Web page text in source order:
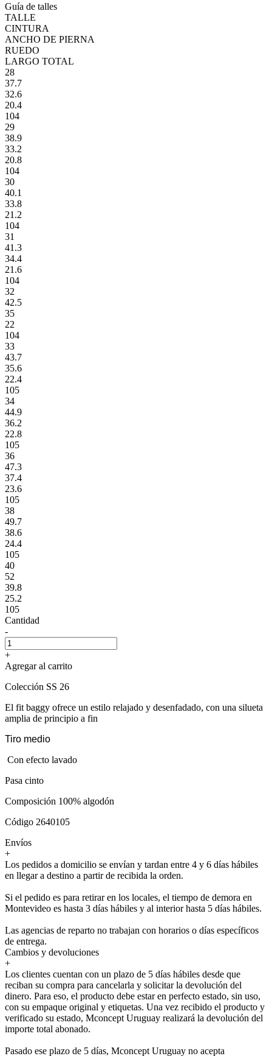
Guía de talles
TALLE
CINTURA
ANCHO DE PIERNA
RUEDO
LARGO TOTAL
28
37.7
32.6
20.4
104
29
38.9
33.2
20.8
104
30
40.1
33.8
21.2
104
31
41.3
34.4
21.6
104
32
42.5
35
22
104
33
43.7
35.6
22.4
105
34
44.9
36.2
22.8
105
36
47.3
37.4
23.6
105
38
49.7
38.6
24.4
105
40
52
39.8
25.2
105
Cantidad
-
+
Agregar al carrito
Colección SS 26
El fit baggy ofrece un estilo relajado y desenfadado, con una silueta
amplia de principio a fin
Tiro medio
Con efecto lavado
Pasa cinto
Composición 100% algodón
Código 2640105
Envíos
+
Los pedidos a domicilio se envían y tardan entre 4 y 6 días hábiles
en llegar a destino a partir de recibida la orden.
Si el pedido es para retirar en los locales, el tiempo de demora en
Montevideo es hasta 3 días hábiles y al interior hasta 5 días hábiles.
Las agencias de reparto no trabajan con horarios o días específicos
de entrega.
Cambios y devoluciones
+
Los clientes cuentan con un plazo de 5 días hábiles desde que
reciban su compra para cancelarla y solicitar la devolución del
dinero. Para eso, el producto debe estar en perfecto estado, sin uso,
con su empaque original y etiquetas. Una vez recibido el producto y
verificado su estado, Mconcept Uruguay realizará la devolución del
importe total abonado.
Pasado ese plazo de 5 días, Mconcept Uruguay no acepta